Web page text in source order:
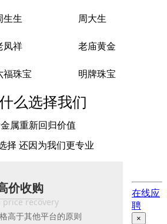
生生 周大生
凤祥 老庙黄金
福珠宝 明牌珠宝
么选择我们
属重新回归价值
择 还因为我们更专业
价收购
price recovery
高于其他平台的原则
在线应
聘
×